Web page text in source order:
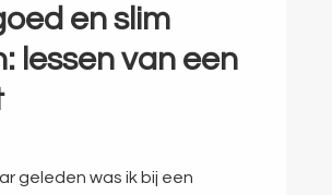
en slim
lessen van een
geleden was ik bij een